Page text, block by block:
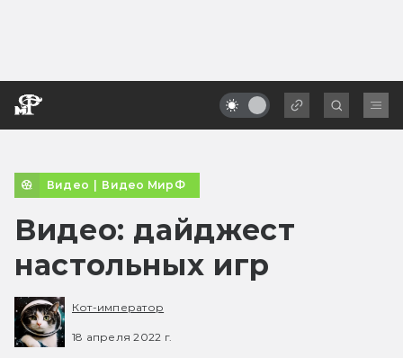
Видео | Видео МирФ
Видео: дайджест
настольных игр
Кот-император
18 апреля 2022 г.